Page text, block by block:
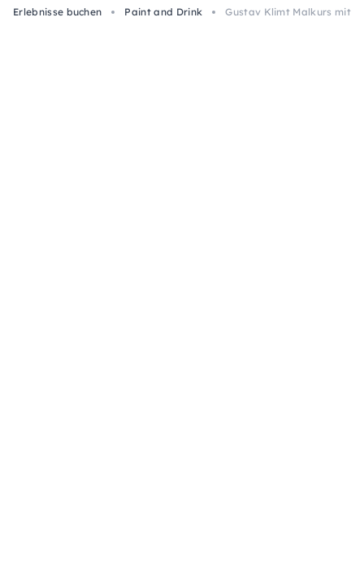
Erlebnisse buchen
Paint and Drink Gustav Klimt Malkurs mit